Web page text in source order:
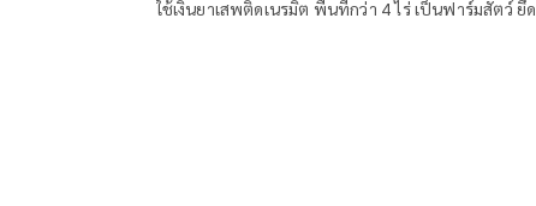
ใช้เงินยาเสพติดเนรมิต พื้นที่กว่า 4 ไร่ เป็นฟาร์มสัตว์ ยึด